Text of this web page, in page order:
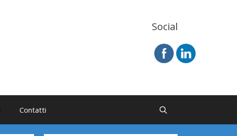
Social
Contatti